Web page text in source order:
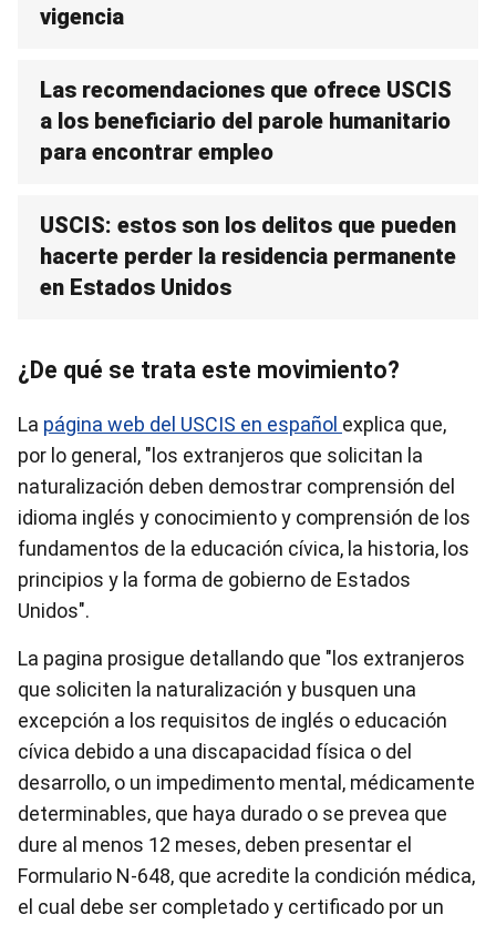
vigencia
Las recomendaciones que ofrece USCIS
a los beneficiario del parole humanitario
para encontrar empleo
USCIS: estos son los delitos que pueden
hacerte perder la residencia permanente
en Estados Unidos
¿De qué se trata este movimiento?
La página web del USCIS en español explica que,
por lo general, "los extranjeros que solicitan la
naturalización deben demostrar comprensión del
idioma inglés y conocimiento y comprensión de los
fundamentos de la educación cívica, la historia, los
principios y la forma de gobierno de Estados
Unidos".
La pagina prosigue detallando que "los extranjeros
que soliciten la naturalización y busquen una
excepción a los requisitos de inglés o educación
cívica debido a una discapacidad física o del
desarrollo, o un impedimento mental, médicamente
determinables, que haya durado o se prevea que
dure al menos 12 meses, deben presentar el
Formulario N-648, que acredite la condición médica,
el cual debe ser completado y certificado por un